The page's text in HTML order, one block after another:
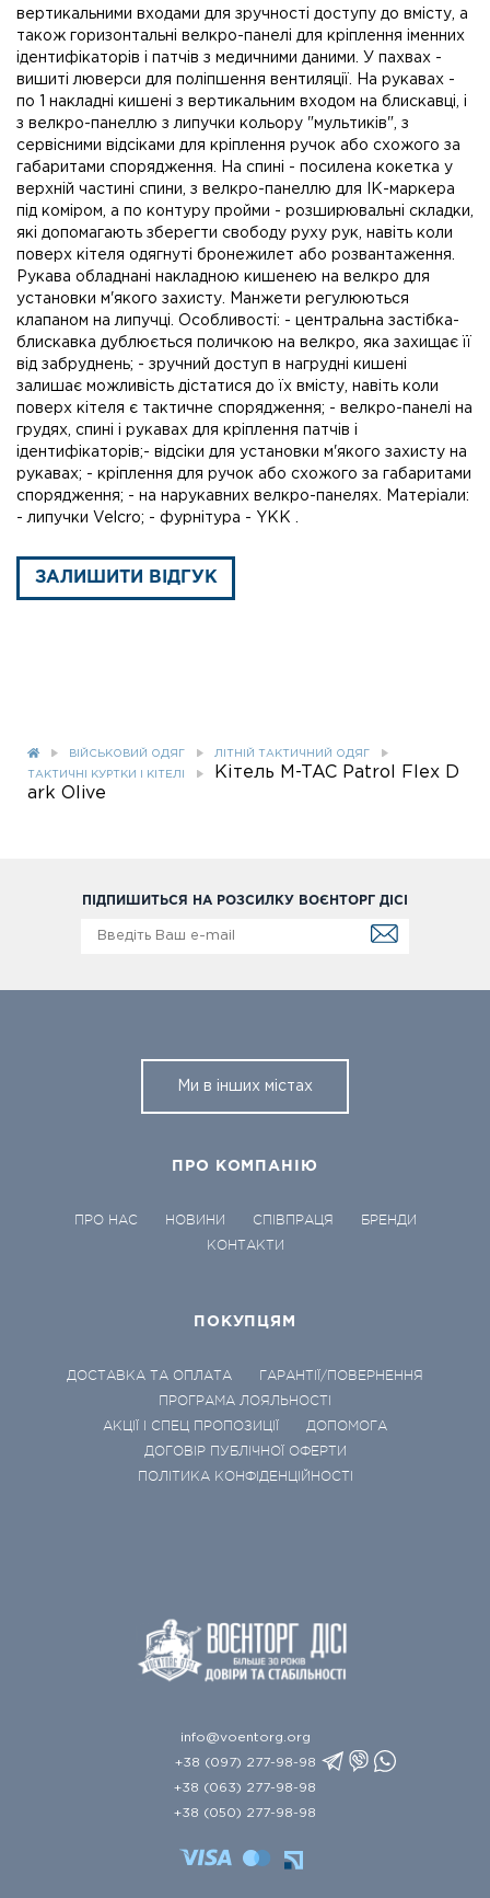
вертикальними входами для зручності доступу до вмісту, а
також горизонтальні велкро-панелі для кріплення іменних
ідентифікаторів і патчів з медичними даними. У пахвах -
вишиті люверси для поліпшення вентиляції. На рукавах -
по 1 накладні кишені з вертикальним входом на блискавці, і
з велкро-панеллю з липучки кольору "мультиків", з
сервісними відсіками для кріплення ручок або схожого за
габаритами спорядження. На спині - посилена кокетка у
верхній частині спини, з велкро-панеллю для ІК-маркера
під коміром, а по контуру пройми - розширювальні складки,
які допомагають зберегти свободу руху рук, навіть коли
поверх кітеля одягнуті бронежилет або розвантаження.
Рукава обладнані накладною кишенею на велкро для
установки м'якого захисту. Манжети регулюються
клапаном на липучці. Особливості: - центральна застібка-
блискавка дублюється поличкою на велкро, яка захищає її
від забруднень; - зручний доступ в нагрудні кишені
залишає можливість дістатися до їх вмісту, навіть коли
поверх кітеля є тактичне спорядження; - велкро-панелі на
грудях, спині і рукавах для кріплення патчів і
ідентифікаторів;- відсіки для установки м'якого захисту на
рукавах; - кріплення для ручок або схожого за габаритами
спорядження; - на нарукавних велкро-панелях. Матеріали:
- липучки Velcro; - фурнітура - YKK .
ЗАЛИШИТИ ВІДГУК
ВІЙСЬКОВИЙ ОДЯГ ЛІТНІЙ ТАКТИЧНИЙ ОДЯГ
ТАКТИЧНІ КУРТКИ І КІТЕЛІ
Кітель M-TAC Patrol Flex D
ark Olive
ПІДПИШИТЬСЯ НА РОЗСИЛКУ ВОЄНТОРГ ДІСІ
Ми в інших містах
ПРО КОМПАНІЮ
ПРО НАС НОВИНИ СПІВПРАЦЯ
БРЕНДИ
КОНТАКТИ
ПОКУПЦЯМ
ДОСТАВКА ТА ОПЛАТА
ГАРАНТІЇ/ПОВЕРНЕННЯ
ПРОГРАМА ЛОЯЛЬНОСТІ
АКЦІЇ І СПЕЦ ПРОПОЗИЦІЇ
ДОПОМОГА
ДОГОВІР ПУБЛІЧНОЇ ОФЕРТИ
ПОЛІТИКА КОНФІДЕНЦІЙНОСТІ
info@voentorg.org
+38 (097) 277-98-98
+38 (063) 277-98-98
+38 (050) 277-98-98